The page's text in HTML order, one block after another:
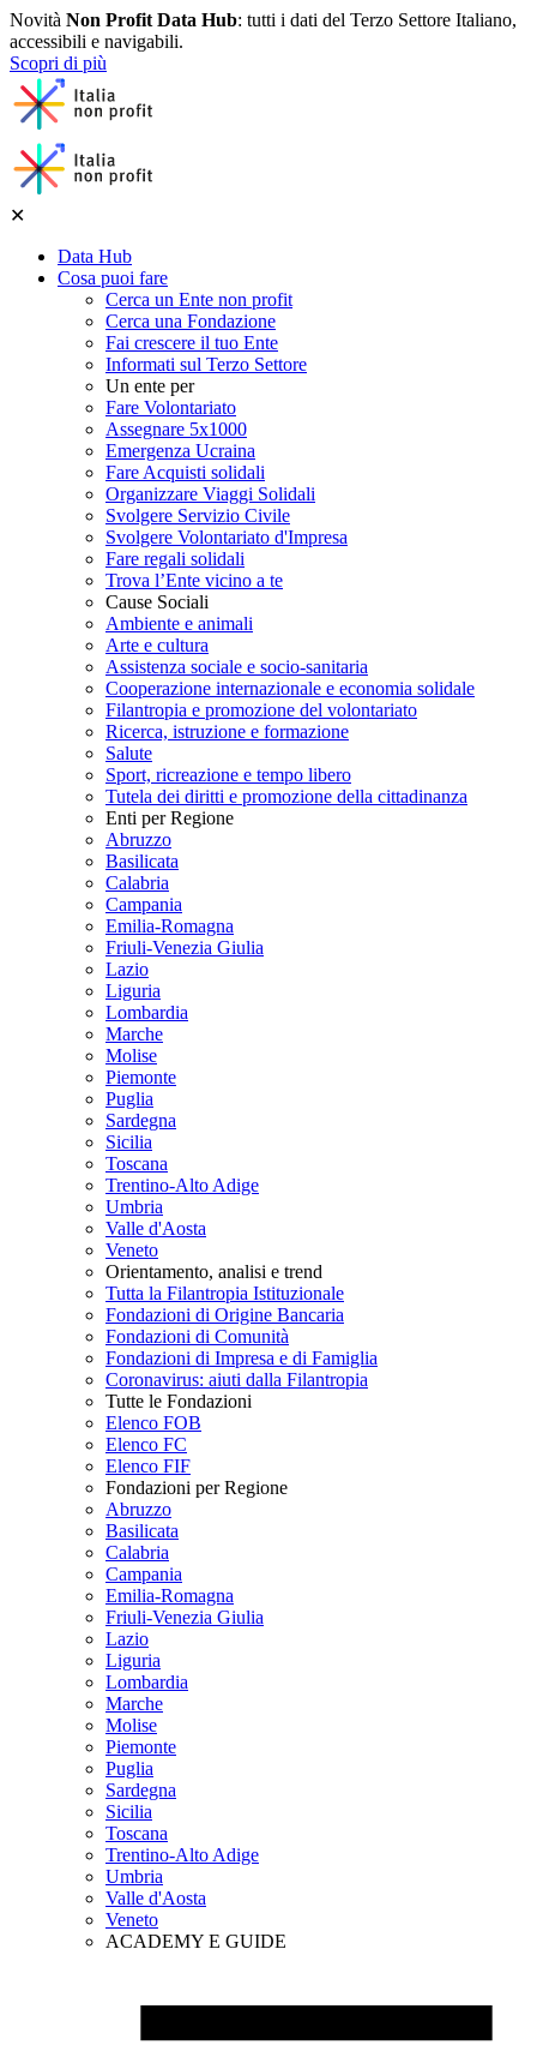
Novità Non Profit Data Hub: tutti i dati del Terzo Settore Italiano,
accessibili e navigabili.
Scopri di più
✕
Data Hub
Cosa puoi fare
Cerca un Ente non profit
Cerca una Fondazione
Fai crescere il tuo Ente
Informati sul Terzo Settore
Un ente per
Fare Volontariato
Assegnare 5x1000
Emergenza Ucraina
Fare Acquisti solidali
Organizzare Viaggi Solidali
Svolgere Servizio Civile
Svolgere Volontariato d'Impresa
Fare regali solidali
Trova l’Ente vicino a te
Cause Sociali
Ambiente e animali
Arte e cultura
Assistenza sociale e socio-sanitaria
Cooperazione internazionale e economia solidale
Filantropia e promozione del volontariato
Ricerca, istruzione e formazione
Salute
Sport, ricreazione e tempo libero
Tutela dei diritti e promozione della cittadinanza
Enti per Regione
Abruzzo
Basilicata
Calabria
Campania
Emilia-Romagna
Friuli-Venezia Giulia
Lazio
Liguria
Lombardia
Marche
Molise
Piemonte
Puglia
Sardegna
Sicilia
Toscana
Trentino-Alto Adige
Umbria
Valle d'Aosta
Veneto
Orientamento, analisi e trend
Tutta la Filantropia Istituzionale
Fondazioni di Origine Bancaria
Fondazioni di Comunità
Fondazioni di Impresa e di Famiglia
Coronavirus: aiuti dalla Filantropia
Tutte le Fondazioni
Elenco FOB
Elenco FC
Elenco FIF
Fondazioni per Regione
Abruzzo
Basilicata
Calabria
Campania
Emilia-Romagna
Friuli-Venezia Giulia
Lazio
Liguria
Lombardia
Marche
Molise
Piemonte
Puglia
Sardegna
Sicilia
Toscana
Trentino-Alto Adige
Umbria
Valle d'Aosta
Veneto
ACADEMY E GUIDE